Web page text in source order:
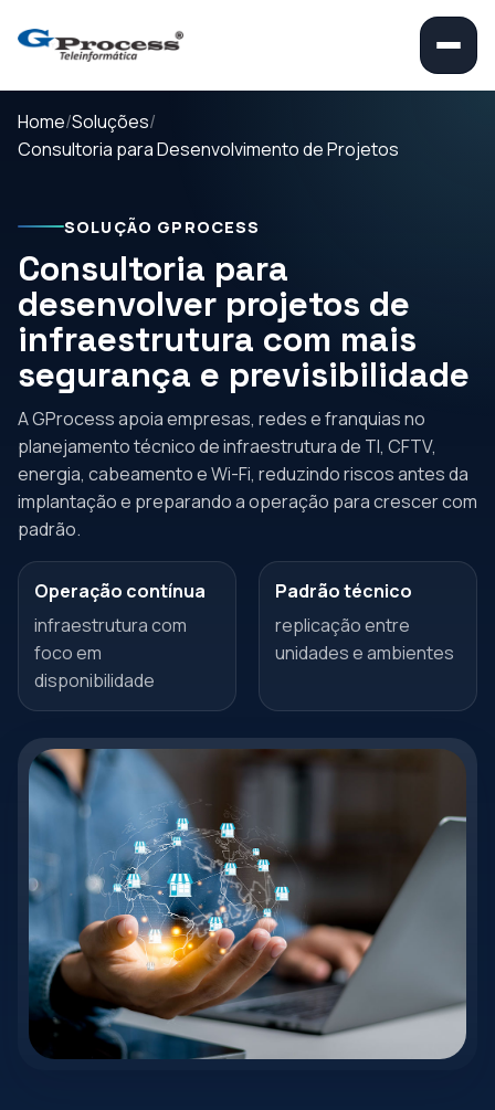
Home Soluções
Consultoria para Desenvolvimento de Projetos
SOLUÇÃO GPROCESS
Consultoria para
desenvolver projetos de
infraestrutura com mais
segurança e previsibilidade
A GProcess apoia empresas, redes e franquias no
planejamento técnico de infraestrutura de TI, CFTV,
energia, cabeamento e Wi-Fi, reduzindo riscos antes da
implantação e preparando a operação para crescer com
padrão.
Operação contínua
infraestrutura com
foco em
disponibilidade
Padrão técnico
replicação entre
unidades e ambientes